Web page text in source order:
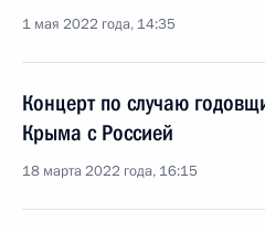
1 мая 2022 года, 14:35
Концерт по случаю
Крыма с Россией
18 марта 2022 года, 16:15